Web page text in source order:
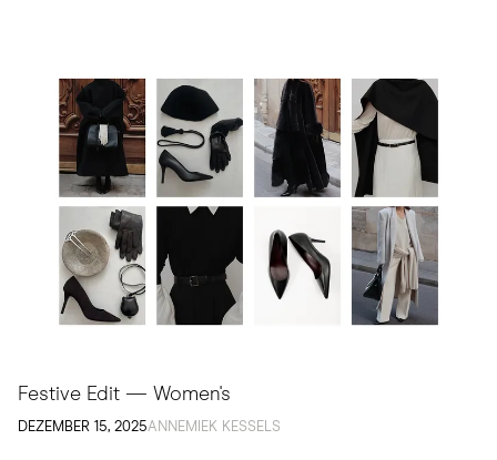
Festive Edit — Women's
DEZEMBER 15, 2025ANNEMIEK KESSELS